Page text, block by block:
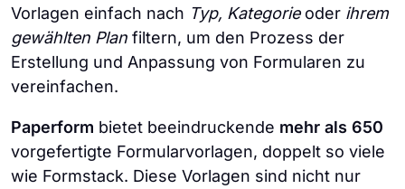
Vorlagen einfach nach Typ, Kategorieoder ihrem
gewählten Plan filtern, um den Prozess der
Erstellung und Anpassung von Formularen zu
vereinfachen.
Paperform bietet beeindruckende mehr als 650
vorgefertigte Formularvorlagen, doppelt so viele
wie Formstack. Diese Vorlagen sind nicht nur